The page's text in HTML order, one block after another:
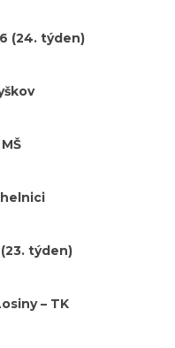
(24. týden)
týden)
– TK